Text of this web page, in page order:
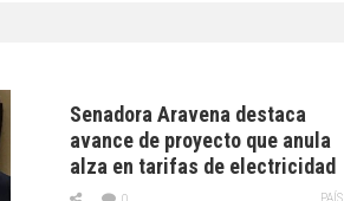
Senadora Aravena destaca
avance de proyecto que anula
alza en tarifas de electricidad
PAÍS